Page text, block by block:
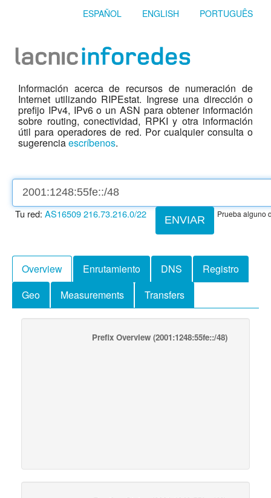
ESPAÑOL ENGLISH PORTUGUÊS
Información acerca de recursos de numeración de
Internet utilizando RIPEstat. Ingrese una dirección o
prefijo IPv4, IPv6 o un ASN para obtener información
sobre routing, conectividad, RPKI y otra información
útil para operadores de red. Por cualquier consulta o
sugerenciaescríbenos.
ENVIAR
Tu red: AS16509216.73.216.0/22 Prueba alguno
Overview Enrutamiento DNS
Registro
Geo
Measurements Transfers
Prefix Overview(2001:1248:55fe::/48)